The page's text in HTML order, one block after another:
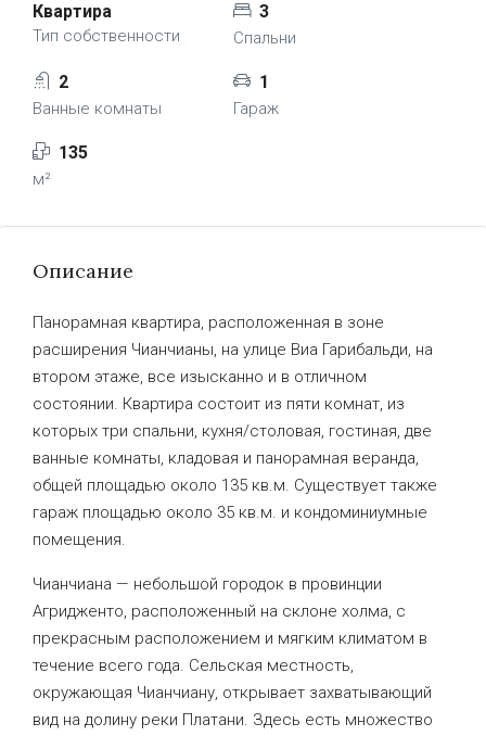
Квартира
Тип собственности
3
Спальни
2
Ванные комнаты
1
Гараж
135
м²
Описание
Панорамная квартира, расположенная в зоне
расширения Чианчианы, на улице Виа Гарибальди, на
втором этаже, все изысканно и в отличном
состоянии. Квартира состоит из пяти комнат, из
которых три спальни, кухня/столовая, гостиная, две
ванные комнаты, кладовая и панорамная веранда,
общей площадью около 135 кв.м. Существует также
гараж площадью около 35 кв.м. и кондоминиумные
помещения.
Чианчиана — небольшой городок в провинции
Агридженто, расположенный на склоне холма, с
прекрасным расположением и мягким климатом в
течение всего года. Сельская местность,
окружающая Чианчиану, открывает захватывающий
вид на долину реки Платани. Здесь есть множество